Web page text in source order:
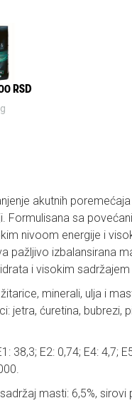
RSD
akutnih poremećaja
Formulisana sa
nivoom energije i
pažljivo izbalansirana
i visokim
minerali, ulja i
jetra, ćuretina, bubrezi,
38,3; E2: 0,74; E4: 4,7;
masti: 6,5%, sirovi